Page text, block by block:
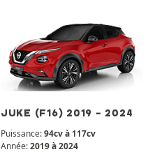
JUKE (F16) 2019 - 2024
Puissance:94cv à 117cv
Année:2019 à 2024